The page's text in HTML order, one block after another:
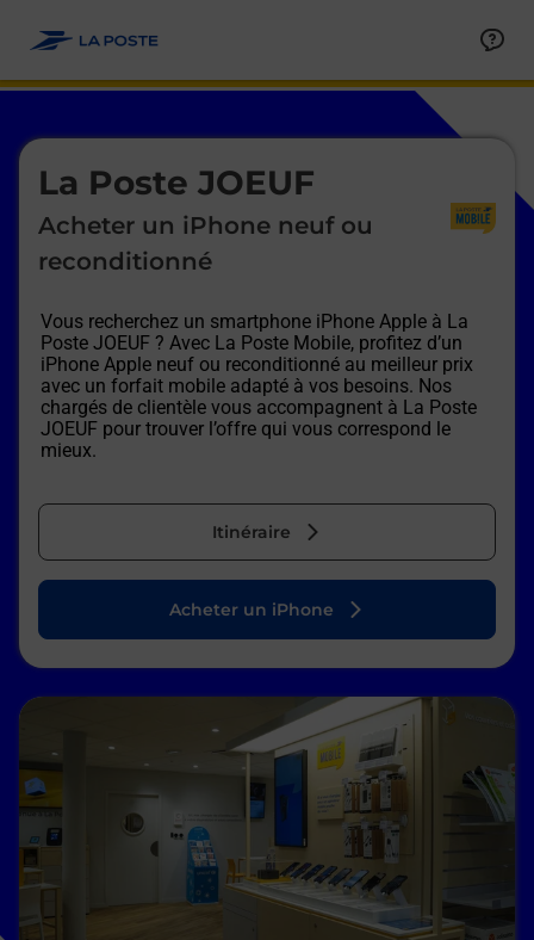
La Poste JOEUF
Acheter un iPhone neuf ou
reconditionné
Vous recherchez un smartphone iPhone Apple à La
Poste JOEUF ? Avec La Poste Mobile, profitez d’un
iPhone Apple neuf ou reconditionné au meilleur prix
avec un forfait mobile adapté à vos besoins. Nos
chargés de clientèle vous accompagnent à La Poste
JOEUF pour trouver l’offre qui vous correspond le
mieux.
Itinéraire
Le lien s'ouvre dans un nouvel onglet
Acheter un iPhone